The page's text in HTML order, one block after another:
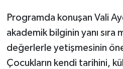
Programda konuşan Vali
akademik bilginin yanı sıra
değerlerle yetişmesinin
Çocukların kendi tarihini,
İş Dünyası
Jandarma
Kadın